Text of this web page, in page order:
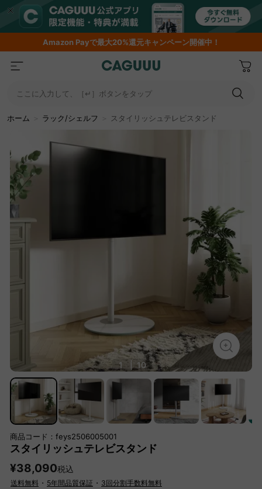
AmazonPayで最大20%還元キャンペーン開催中！
ここに入力して、［↵］ボタンをタップ
ホーム ラック/シェルフ スタイリッシュテレビスタンド
1 10
商品コード：feys2506005001
スタイリッシュテレビスタンド
¥38,090税込
送料無料 ・ 5年間品質保証 ・ 3回分割手数料無料